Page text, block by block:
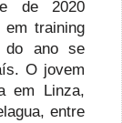
de 2020
em training
do ano se
O jovem
em Linza,
entre